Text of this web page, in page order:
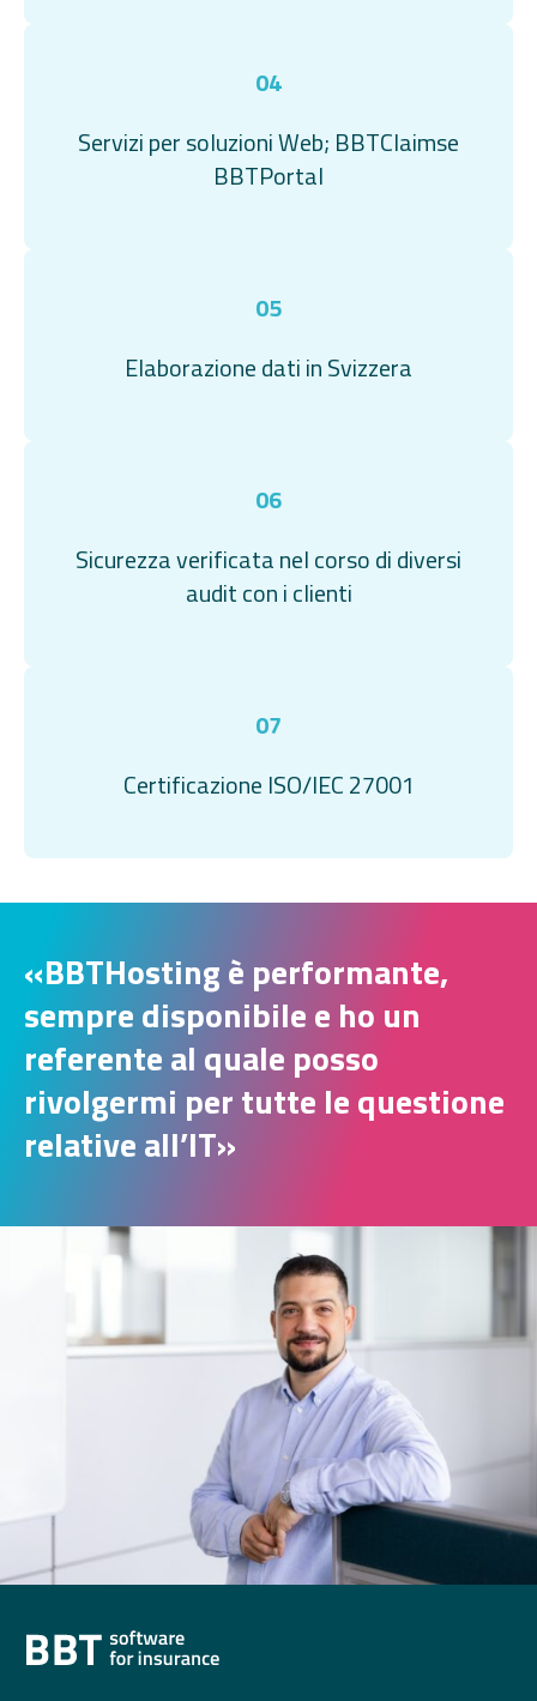
04
Servizi per soluzioni Web; BBTClaimse
BBTPortal
05
Elaborazione dati in Svizzera
06
Sicurezza verificata nel corso di diversi
audit con i clienti
07
Certificazione ISO/IEC 27001
«BBTHosting è performante,
sempre disponibile e ho un
referente al quale posso
rivolgermi per tutte le questione
relative all’IT»